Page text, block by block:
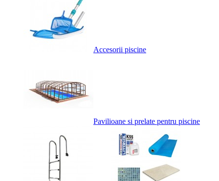
Accesorii piscine
Pavilioane si prelate pentru piscine